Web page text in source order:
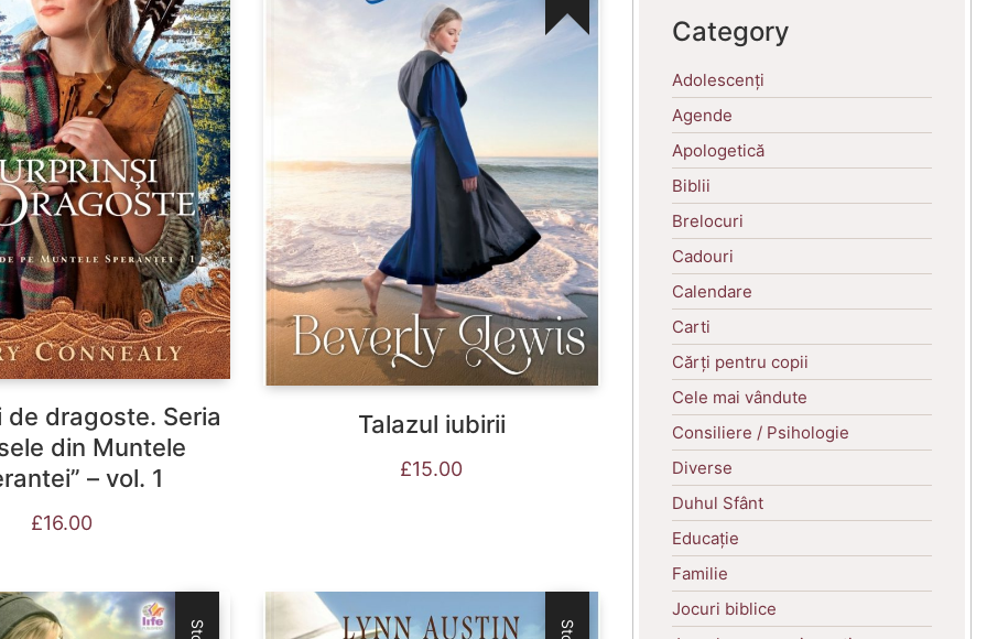
de dragoste. Seria
din Muntele
– vol. 1
£16.00
Talazul iubirii
£15.00
Category
Adolescenți
Agende
Apologetică
Biblii
Brelocuri
Cadouri
Calendare
Carti
Cărți pentru copii
Cele mai vândute
Consiliere / Psihologie
Diverse
Duhul Sfânt
Educație
Familie
Jocuri biblice